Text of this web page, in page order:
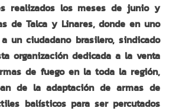
realizados los meses de junio y
de Talca y Linares, donde en uno
un ciudadano brasilero, sindicado
organización dedicada a la venta
de fuego en la toda la región,
de la adaptación de armas de
balísticos para ser percutados